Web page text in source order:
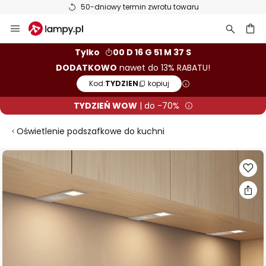
50-dniowy termin zwrotu towaru
Przejdź
do
Tylko
00 D 16 G 51 M 36 S
DODATKOWO nawet do 13% RABATU!
Kod:TYDZIEN kopiuj
TYDZIEŃ WOW| do -70%
Oświetlenie podszafkowe do kuchni
Przejdź
galerii